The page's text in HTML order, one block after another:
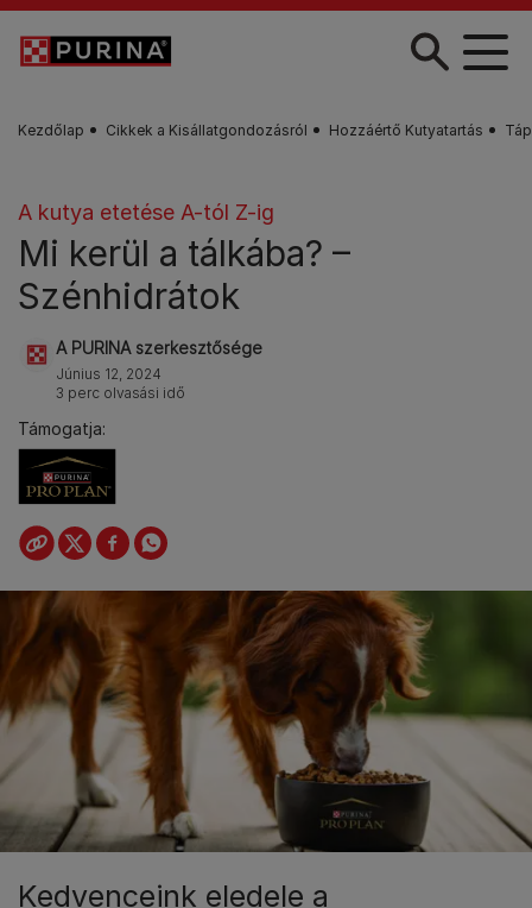
Skip to main content
Kezdőlap Cikkek a Kisállatgondozásról Hozzáértő Kutyatartás
A kutya etetése A-tól Z-ig
Mi kerül a tálkába? –
Szénhidrátok
A PURINA szerkesztősége
Június 12, 2024
3 perc olvasási idő
Támogatja:
Kedvenceink eledele a